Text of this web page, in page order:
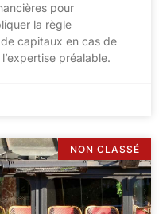
pour
la règle
capitaux en cas de
préalable.
NON CLASSÉ